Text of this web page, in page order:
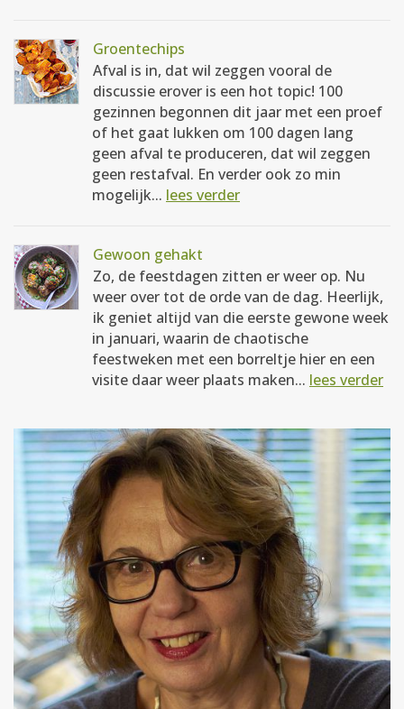
Groentechips
Afval is in, dat wil zeggen vooral de
discussie erover is een hot topic! 100
gezinnen begonnen dit jaar met een proef
of het gaat lukken om 100 dagen lang
geen afval te produceren, dat wil zeggen
geen restafval. En verder ook zo min
mogelijk... lees verder
Gewoon gehakt
Zo, de feestdagen zitten er weer op. Nu
weer over tot de orde van de dag. Heerlijk,
ik geniet altijd van die eerste gewone week
in januari, waarin de chaotische
feestweken met een borreltje hier en een
visite daar weer plaats maken... lees verder